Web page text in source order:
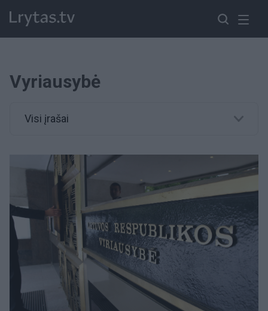
Vyriausybė
Visi įrašai